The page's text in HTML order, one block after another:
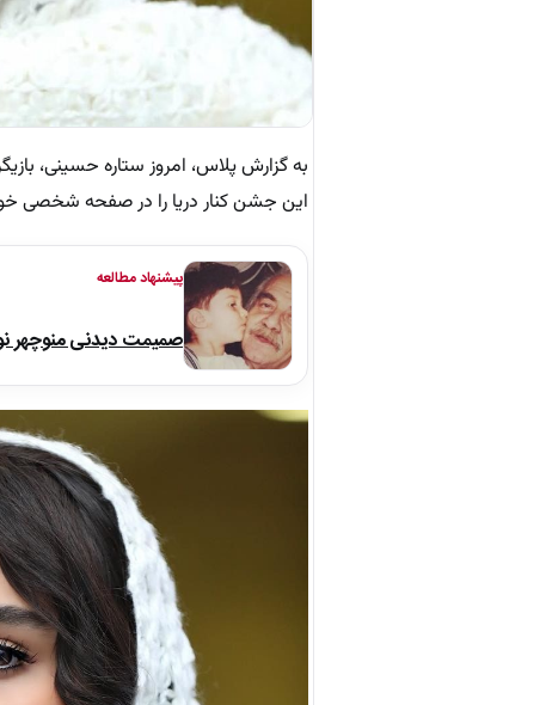
به گزارش پلاس، امروز ستاره حسینی،
این جشن کنار دریا را در صفحه‌ شخصی
پیشنهاد مطالعه
صمیمت دیدنی منوچهر